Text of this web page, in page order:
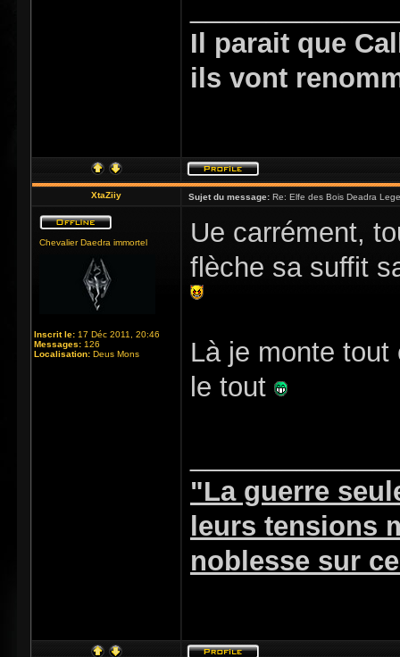
Il parait que
ils vont
XtaZiiy Sujet du message: Re: Elfe des Bois Deadra
Chevalier Daedra immortel
Inscrit le: 17 Déc 2011, 20:46
Messages: 126
Localisation: Deus Mons
Ue carrément,
flèche sa suffit
Là je monte
le tout
"La guerre
leurs tensions
noblesse sur